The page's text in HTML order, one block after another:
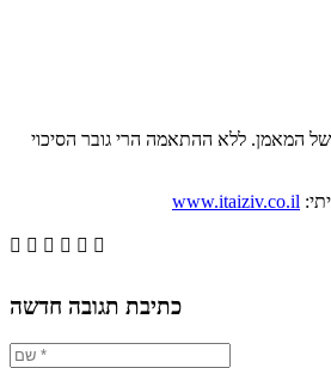
המאמן. ללא ההתאמה הרי גובר הסיכוי
www.itaiziv.co.il
     
כתיבת תגובה חדשה